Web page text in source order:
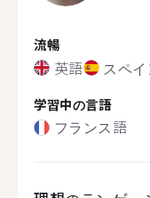
流暢
英語 スペ
学習中の言語
フランス語